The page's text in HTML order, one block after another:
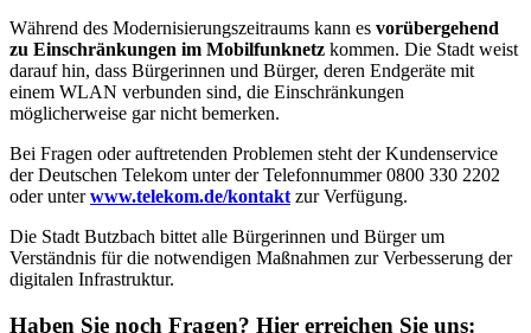
Während des Modernisierungszeitraums kann es vorübergehend
zu Einschränkungen im Mobilfunknetz kommen. Die Stadt weist
darauf hin, dass Bürgerinnen und Bürger, deren Endgeräte mit
einem WLAN verbunden sind, die Einschränkungen
möglicherweise gar nicht bemerken.
Bei Fragen oder auftretenden Problemen steht der Kundenservice
der Deutschen Telekom unter der Telefonnummer 0800 330 2202
oder unterwww.telekom.de/kontakt zur Verfügung.
Die Stadt Butzbach bittet alle Bürgerinnen und Bürger um
Verständnis für die notwendigen Maßnahmen zur Verbesserung der
digitalen Infrastruktur.
Haben Sie noch Fragen? Hier erreichen Sie uns: